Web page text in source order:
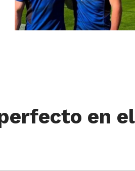
en el